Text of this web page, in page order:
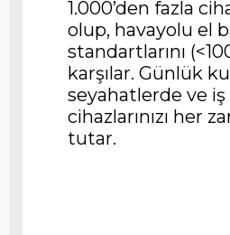
1.000’den fazla
olup, havayolu el
standartlarını
karşılar. Günlük
seyahatlerde ve
cihazlarınızı her
tutar.